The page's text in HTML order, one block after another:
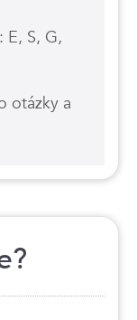
S, G,
otázky a